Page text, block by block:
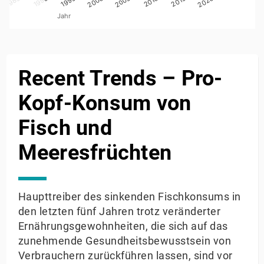
Jahr
Recent Trends – Pro-
Kopf-Konsum von
Fisch und
Meeresfrüchten
Haupttreiber des sinkenden Fischkonsums in
den letzten fünf Jahren trotz veränderter
Ernährungsgewohnheiten, die sich auf das
zunehmende Gesundheitsbewusstsein von
Verbrauchern zurückführen lassen, sind vor